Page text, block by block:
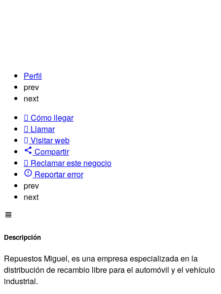
Perfil
prev
next
Cómo llegar
Llamar
Visitar web
Compartir
Reclamar este negocio
Reportar error
prev
next
Descripción
Repuestos Miguel, es una empresa especializada en la
distribución de recambio libre para el automóvil y el vehículo
industrial.